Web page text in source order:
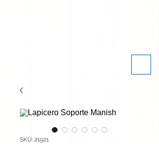
SKU: 21921